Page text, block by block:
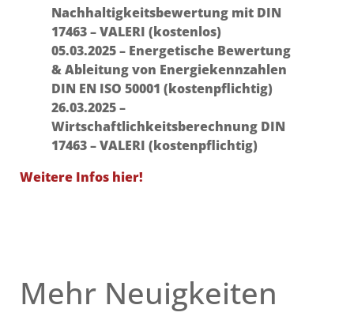
Nachhaltigkeitsbewertung mit DIN
17463 – VALERI (kostenlos)
05.03.2025 – Energetische Bewertung
& Ableitung von Energiekennzahlen
DIN EN ISO 50001 (kostenpflichtig)
26.03.2025 –
Wirtschaftlichkeitsberechnung DIN
17463 – VALERI (kostenpflichtig)
Weitere Infos hier!
Mehr Neuigkeiten